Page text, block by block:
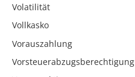
Volatilität
Vollkasko
Vorauszahlung
Vorsteuerabzugsberechtigung